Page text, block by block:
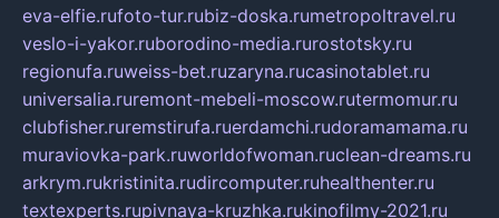
eva-elfie.rufoto-tur.rubiz-doska.rumetropoltravel.ru
veslo-i-yakor.ruborodino-media.rurostotsky.ru
regionufa.ruweiss-bet.ruzaryna.rucasinotablet.ru
universalia.ruremont-mebeli-moscow.rutermomur.ru
clubfisher.ruremstirufa.ruerdamchi.rudoramamama.ru
muraviovka-park.ruworldofwoman.ruclean-dreams.ru
arkrym.rukristinita.rudircomputer.ruhealthenter.ru
textexperts.rupivnaya-kruzhka.rukinofilmy-2021.ru